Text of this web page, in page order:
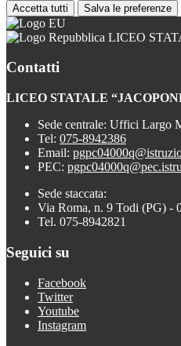
Accetta tutti Salva le preferenze
LICEO
Contatti
LICEO STATALE
Sede centrale: Uffici Largo
Tel: 075-8942386
Email:
PEC:
Sede staccata:
Via Roma, n. 9 Todi (PG) -
Tel. 075-8942821
Seguici su
Facebook
Twitter
Youtube
Instagram